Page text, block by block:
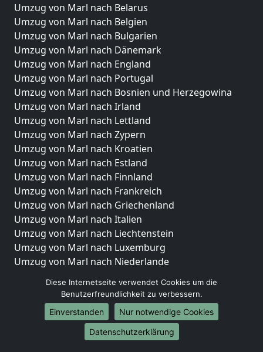
Umzug von Marl nach Belarus
Umzug von Marl nach Belgien
Umzug von Marl nach Bulgarien
Umzug von Marl nach Dänemark
Umzug von Marl nach England
Umzug von Marl nach Portugal
Umzug von Marl nach Bosnien und Herzegowina
Umzug von Marl nach Irland
Umzug von Marl nach Lettland
Umzug von Marl nach Zypern
Umzug von Marl nach Kroatien
Umzug von Marl nach Estland
Umzug von Marl nach Finnland
Umzug von Marl nach Frankreich
Umzug von Marl nach Griechenland
Umzug von Marl nach Italien
Umzug von Marl nach Liechtenstein
Umzug von Marl nach Luxemburg
Umzug von Marl nach Niederlande
Umzüge-Deutschlandweit
Umzug von Marl nach Berlin
Umzug von Marl nach Hamburg
Diese Internetseite verwendet Cookies um die
Benutzerfreundlichkeit zu verbessern.
Einverstanden
Nur notwendige Cookies
Datenschutzerklärung